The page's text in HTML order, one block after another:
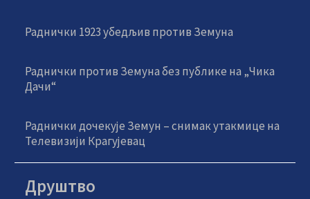
Раднички 1923 убедљив против Земуна
Раднички против Земуна без публике на „Чика
Дачи“
Раднички дочекује Земун – снимак утакмице на
Телевизији Крагујевац
Друштво